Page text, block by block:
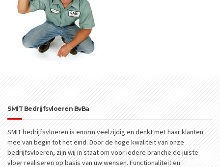
SMIT Bedrijfsvloeren BvBa
SMIT bedrijfsvloeren is enorm veelzijdig en denkt met haar klanten
mee van begin tot het eind. Door de hoge kwaliteit van onze
bedrijfsvloeren, zijn wij in staat om voor iedere branche de juiste
vloer realiseren op basis van uw wensen. Functionaliteit en